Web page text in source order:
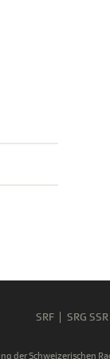
SRF SRG SSR
der Schweizerischen